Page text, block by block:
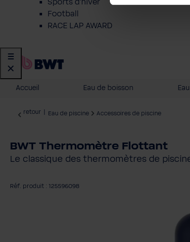
Sports d'hiver
Football
RACE LAP AWARD
Accueil Eau de boisson
retour Eau de piscine Accessoires de piscine
BWT Thermomètre Flottant
Le classique des thermomètres de
Réf. produit : 125596098